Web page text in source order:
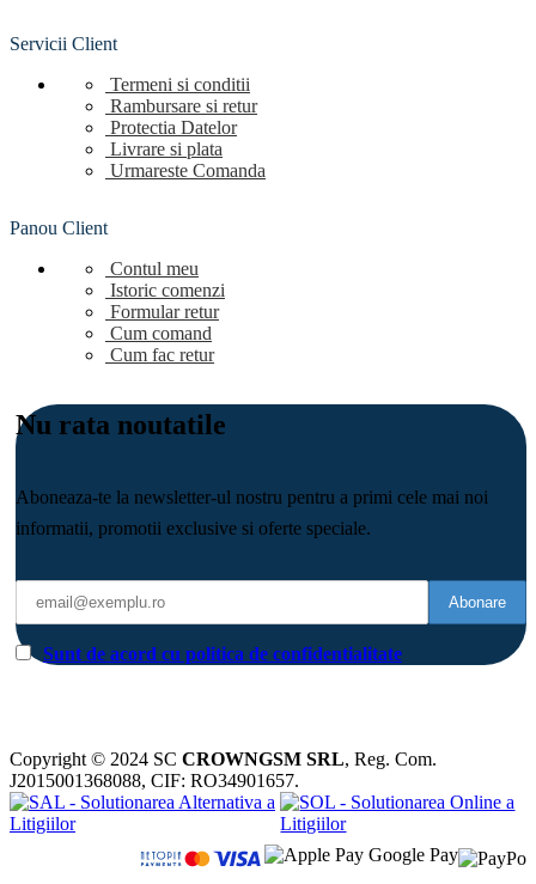
Servicii Client
Termeni si conditii
Rambursare si retur
Protectia Datelor
Livrare si plata
Urmareste Comanda
Panou Client
Contul meu
Istoric comenzi
Formular retur
Cum comand
Cum fac retur
Nu rata noutatile
Aboneaza-te la newsletter-ul nostru pentru a primi cele mai noi
informatii, promotii exclusive si oferte speciale.
Sunt de acord cu politica de confidentialitate
Copyright © 2024 SC CROWNGSM SRL, Reg. Com.
J2015001368088, CIF: RO34901657.